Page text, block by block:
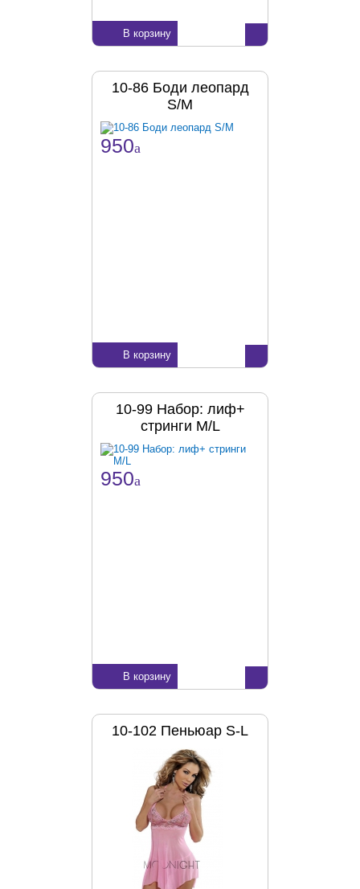
В корзину
10-86 Боди леопард
S/M
950a
В корзину
10-99 Набор: лиф+
стринги M/L
950a
В корзину
10-102 Пеньюар S-L